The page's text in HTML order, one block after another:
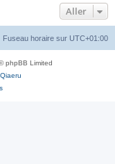
c
e
Aller
Fuseau horaire sur UTC+01:00
phpBB Limited
Qiaeru